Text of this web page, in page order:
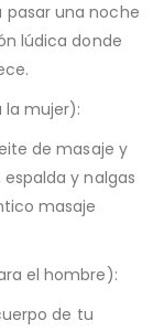
una noche
lúdica donde
la mujer):
de masaje y
y nalgas
masaje
el hombre):
de tu